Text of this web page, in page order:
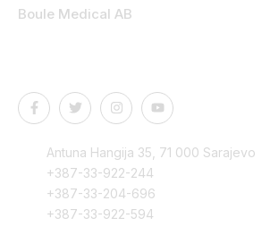
Boule Medical AB
Antuna Hangija 35, 71 000 Sarajevo
+387-33-922-244
+387-33-204-696
+387-33-922-594